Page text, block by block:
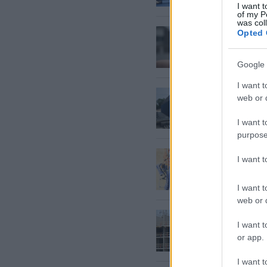
I want
of my
was
Opted
Google
I want
web or
I want
I want
I want
web or
I want
or app.
I want
Saeima